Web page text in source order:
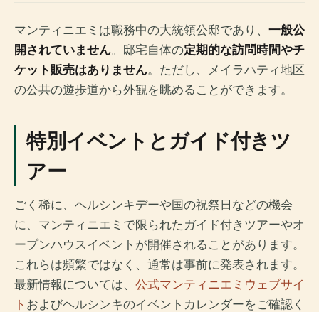
マンティニエミは職務中の大統領公邸であり、 一般公
開されていません。邸宅自体の定期的な訪問時間やチ
ケット販売はありません。ただし、メイラハティ地区
の公共の遊歩道から外観を眺めることができます。
特別イベントとガイド付きツ
アー
ごく稀に、ヘルシンキデーや国の祝祭日などの機会
に、マンティニエミで限られたガイド付きツアーやオ
ープンハウスイベントが開催されることがあります。
これらは頻繁ではなく、通常は事前に発表されます。
最新情報については、 公式マンティニエミウェブサイ
ト およびヘルシンキのイベントカレンダーをご確認く